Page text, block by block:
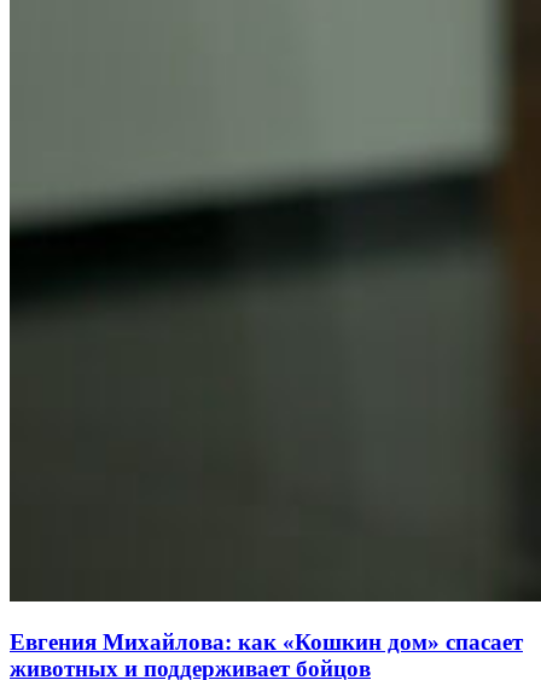
Евгения Михайлова: как «Кошкин дом» спасает
животных и поддерживает бойцов